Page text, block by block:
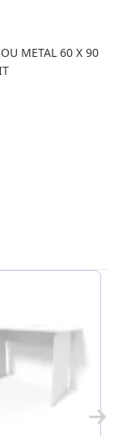
METAL 60 X 90